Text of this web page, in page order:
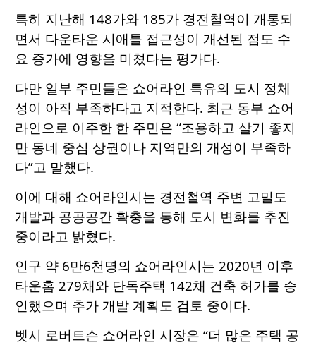
특히 지난해 148가와 185가 경전철역이 개통되
면서 다운타운 시애틀 접근성이 개선된 점도 수
요 증가에 영향을 미쳤다는 평가다.
다만 일부 주민들은 쇼어라인 특유의 도시 정체
성이 아직 부족하다고 지적한다. 최근 동부 쇼어
라인으로 이주한 한 주민은 “조용하고 살기 좋지
만 동네 중심 상권이나 지역만의 개성이 부족하
다”고 말했다.
이에 대해 쇼어라인시는 경전철역 주변 고밀도
개발과 공공공간 확충을 통해 도시 변화를 추진
중이라고 밝혔다.
인구 약 6만6천명의 쇼어라인시는 2020년 이후
타운홈 279채와 단독주택 142채 건축 허가를 승
인했으며 추가 개발 계획도 검토 중이다.
벳시 로버트슨 쇼어라인 시장은 “더 많은 주택 공